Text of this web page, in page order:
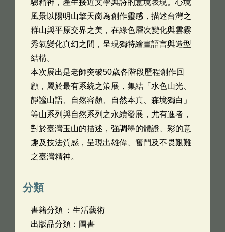
驗精神，產生接近文學與詩的意境表現。心境
風景以陽明山擎天崗為創作靈感，描述台灣之
群山與平原交界之美，在綠色層次變化與雲霧
秀氣變化真幻之間，呈現獨特繪畫語言與造型
結構。
本次展出是老師突破50歲各階段歷程創作回
顧，屬於最有系統之策展，集結「水色山光、
靜謐山語、自然容顏、自然本真、森境獨白」
等山系列與自然系列之永續發展，尤有進者，
對於臺灣玉山的描述，強調墨的體證、彩的意
趣及技法質感，呈現出雄偉、奮鬥及不畏艱難
之臺灣精神。
分類
書籍分類 ：生活藝術
出版品分類：圖書